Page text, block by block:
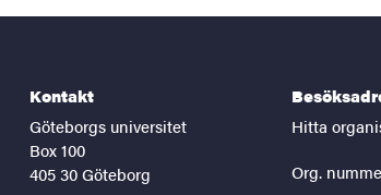
Kontakt
Göteborgs universitet
Box 100
405 30 Göteborg
Hitta
Org.